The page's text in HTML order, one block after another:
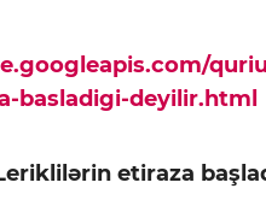
basladigi-deyilir.html
etiraza